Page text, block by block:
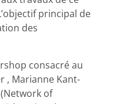
principal de
des
consacré au
, Marianne Kant-
of